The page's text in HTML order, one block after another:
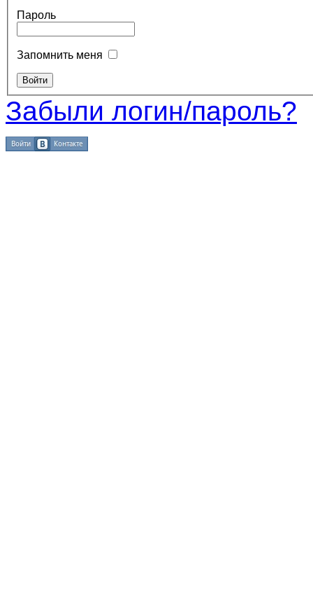
Пароль
Запомнить меня
Забыли логин/пароль?